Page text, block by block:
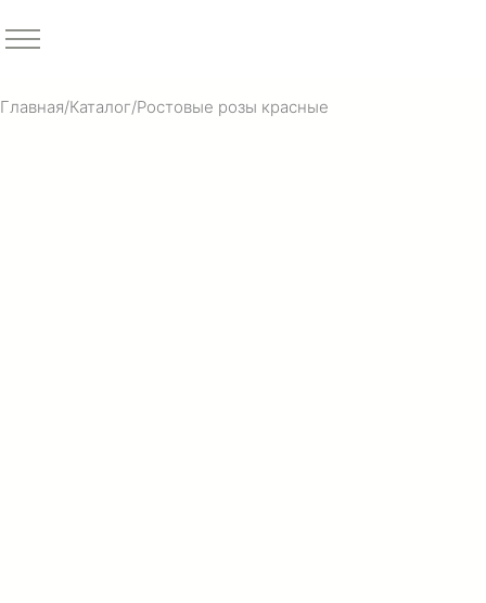
Главная/Каталог/Ростовые розы красные